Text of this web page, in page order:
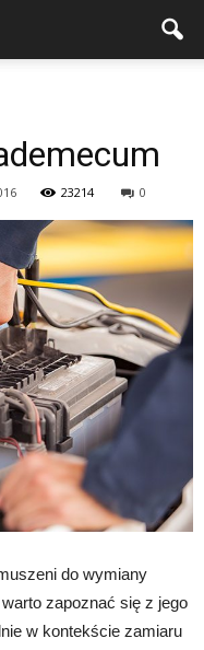
23214 0
do wymiany
zapoznać się z jego
w kontekście zamiaru